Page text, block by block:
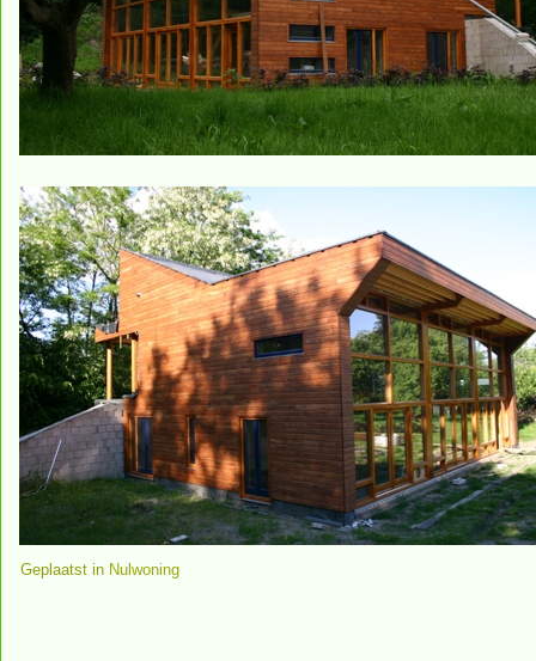
Geplaatst in Nulwoning